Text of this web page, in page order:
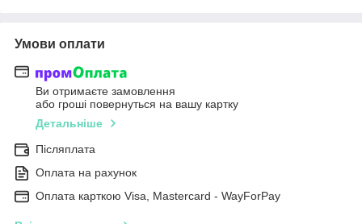
Умови оплати
Ви отримаєте замовлення
або гроші повернуться на вашу картку
Детальніше
Післяплата
Оплата на рахунок
Оплата карткою Visa, Mastercard - WayForPay